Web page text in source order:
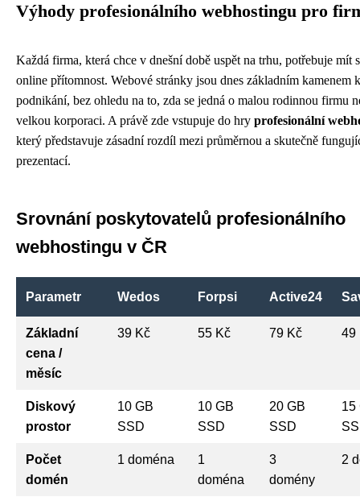
Výhody profesionálního webhostingu pro
Každá firma, která chce v dnešní době uspět na trhu, potřebuje mít
online přítomnost. Webové stránky jsou dnes základním kamenem
podnikání, bez ohledu na to, zda se jedná o malou rodinnou firmu
velkou korporaci. A právě zde vstupuje do hry profesionální
který představuje zásadní rozdíl mezi průměrnou a skutečně
prezentací.
Srovnání poskytovatelů profesionálního
webhostingu v ČR
Parametr Wedos Forpsi Active24
Základní
cena /
měsíc
39 Kč 55 Kč 79 Kč 49
Diskový
prostor
10 GB
SSD
10 GB
SSD
20 GB
SSD
15
Počet
domén
1 doména
1
doména
3
domény
2